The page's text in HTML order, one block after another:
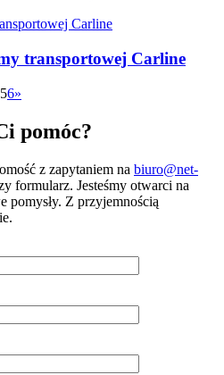
transportowej Carline
56»
pomóc?
z zapytaniem na biuro@net-
formularz. Jesteśmy otwarci na
pomysły. Z przyjemnością